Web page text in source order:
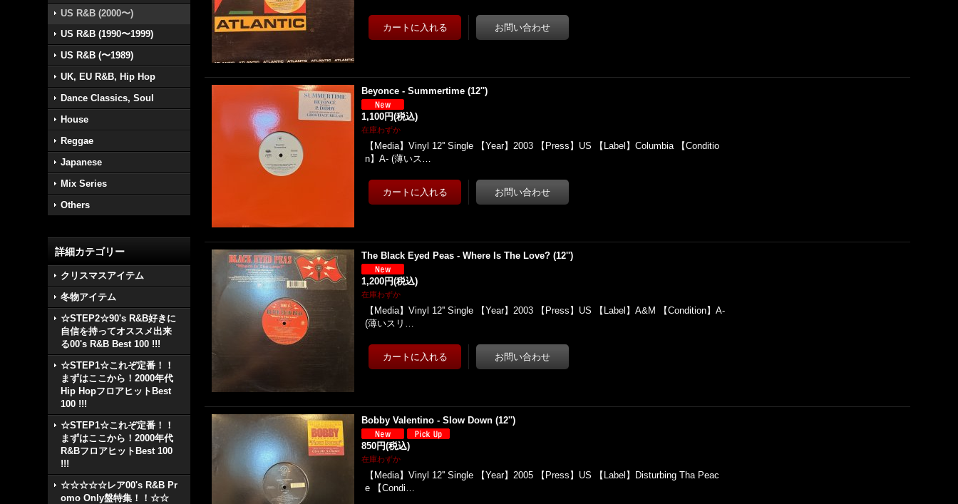
US R&B (2000〜)
US R&B (1990〜1999)
US R&B (〜1989)
UK, EU R&B, Hip Hop
Dance Classics, Soul
House
Reggae
Japanese
Mix Series
Others
詳細カテゴリー
クリスマスアイテム
冬物アイテム
☆STEP2☆90's R&B好きに
自信を持ってオススメ出来
る00's R&B Best 100 !!!
☆STEP1☆これぞ定番！！
まずはここから！2000年代
Hip HopフロアヒットBest
100 !!!
☆STEP1☆これぞ定番！！
まずはここから！2000年代
R&BフロアヒットBest 100
!!!
☆☆☆☆☆レア00's R&B Pr
omo Only盤特集！！☆☆
Beyonce - Summertime (12'')
1,100円(税込)
在庫わずか
【Media】Vinyl 12'' Single 【Year】2003 【Press】US 【Label】Columbia 【Conditio
n】A- (薄いス…
The Black Eyed Peas - Where Is The Love? (12'')
1,200円(税込)
在庫わずか
【Media】Vinyl 12'' Single 【Year】2003 【Press】US 【Label】A&M 【Condition】A-
(薄いスリ…
Bobby Valentino - Slow Down (12'')
850円(税込)
在庫わずか
【Media】Vinyl 12'' Single 【Year】2005 【Press】US 【Label】Disturbing Tha Peac
e 【Condi…